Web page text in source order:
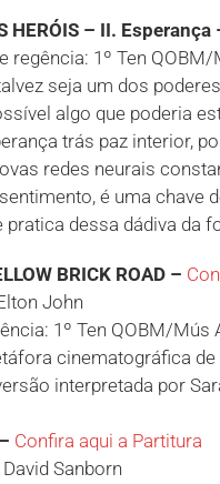
HERÓIS – II. Esperança
regência: 1º Ten
seja um dos
algo que poderia
trás paz interior,
redes neurais
é uma chave
pratica dessa dádiva da
BRICK ROAD –
John
1º Ten QOBM/Mús
cinematográfica
interpretada por
Confira aqui a Partitura
Sanborn